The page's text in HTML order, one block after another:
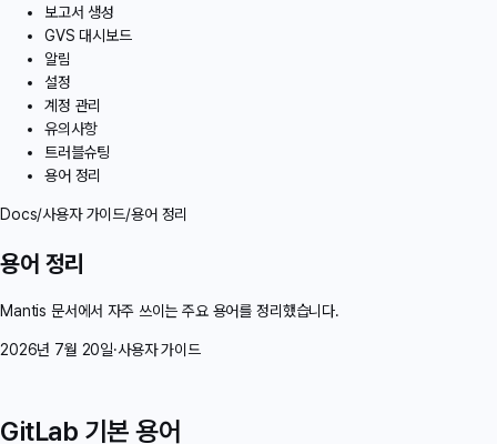
보고서 생성
GVS 대시보드
알림
설정
계정 관리
유의사항
트러블슈팅
용어 정리
Docs/사용자 가이드/용어 정리
용어 정리
Mantis 문서에서 자주 쓰이는 주요 용어를 정리했습니다.
2026년 7월 20일·사용자 가이드
GitLab 기본 용어